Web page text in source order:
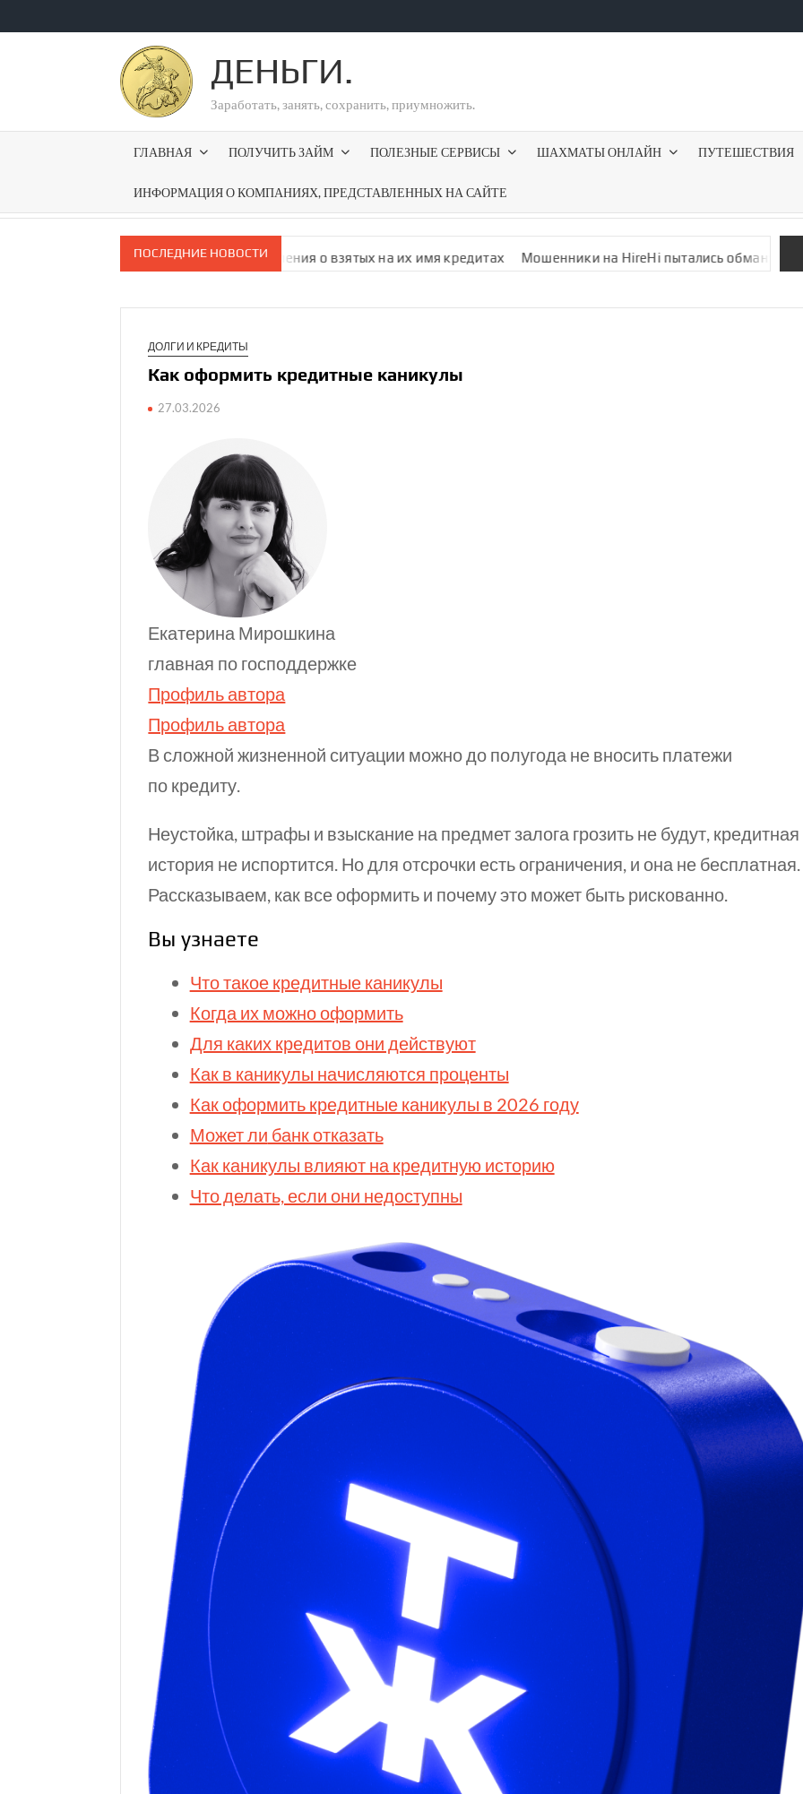
ДЕНЬГИ.
Заработать, занять, сохранить, приумножить.
ГЛАВНАЯ ПОЛУЧИТЬ ЗАЙМ ПОЛЕЗНЫЕ СЕРВИСЫ ШАХМАТЫ ОНЛАЙН ПУТЕШЕСТВИЯ
ИНФОРМАЦИЯ О КОМПАНИЯХ, ПРЕДСТАВЛЕННЫХ НА САЙТЕ
ПОСЛЕДНИЕ НОВОСТИ
на госус­луги уведомления о взятых на их имя кредитах Мошенники на HireHi пытались обмануть меня
ДОЛГИ И КРЕДИТЫ
Как оформить кредитные каникулы
27.03.2026
Екатерина Мирошкина
главная по господдержке
Профиль автора
Профиль автора
В сложной жизненной ситуации можно до полугода не вносить платежи
по кредиту.
Неустойка, штрафы и взыскание на предмет залога грозить не будут, кредитная
история не испортится. Но для отсрочки есть ограничения, и она не бесплатная.
Рассказываем, как все оформить и почему это может быть рискованно.
Вы узнаете
Что такое кредитные каникулы
Когда их можно оформить
Для каких кредитов они действуют
Как в каникулы начисляются проценты
Как оформить кредитные каникулы в 2026 году
Может ли банк отказать
Как каникулы влияют на кредитную историю
Что делать, если они недоступны